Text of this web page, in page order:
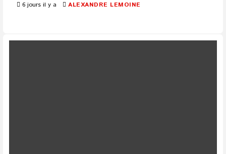
6 jours il y a ALEXANDRE LEMOINE